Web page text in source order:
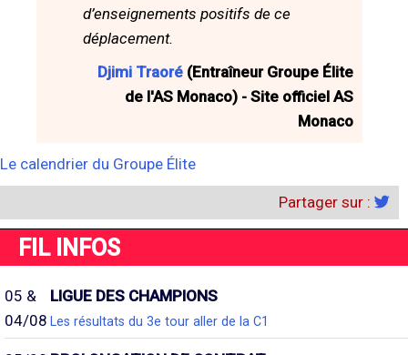
d’enseignements positifs de ce
déplacement.
Djimi Traoré (Entraîneur Groupe Élite
de l'AS Monaco) - Site officiel AS
Monaco
Le calendrier du Groupe Élite
Partager sur :
FIL INFOS
05 &
04/08
LIGUE DES CHAMPIONS
Les résultats du 3e tour aller de la C1